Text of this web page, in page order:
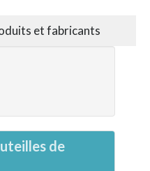
et fabricants
de